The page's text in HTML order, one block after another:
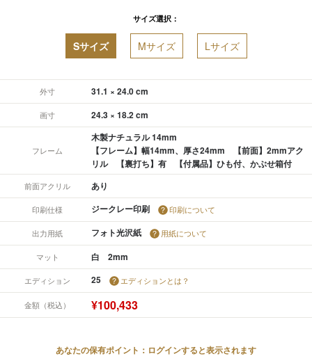
サイズ選択：
Sサイズ Mサイズ Lサイズ
外寸 31.1 × 24.0 cm
画寸 24.3 × 18.2 cm
フレーム
木製ナチュラル 14mm
【フレーム】幅14mm、厚さ24mm 【前面】2mmアク
リル 【裏打ち】有 【付属品】ひも付、かぶせ箱付
前面アクリル あり
印刷仕様 ジークレー印刷 印刷について
出力用紙 フォト光沢紙 用紙について
マット 白 2mm
エディション 25 エディションとは？
金額（税込） ¥100,433
あなたの保有ポイント：ログインすると表示されます